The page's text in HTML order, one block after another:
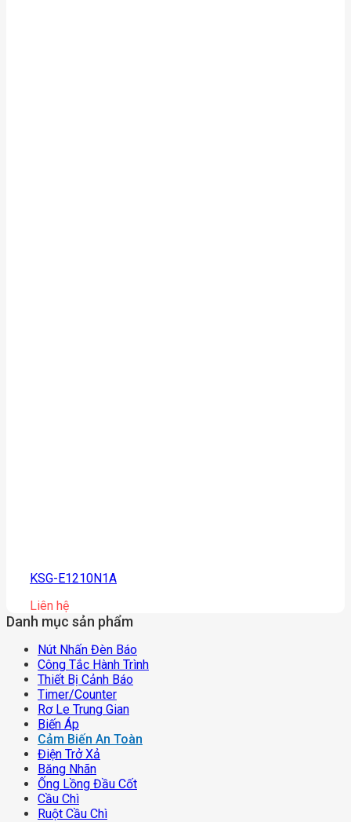
KSG-E1210N1A
Liên hệ
Danh mục sản phẩm
Nút Nhấn Đèn Báo
Công Tắc Hành Trình
Thiết Bị Cảnh Báo
Timer/counter
Rơ Le Trung Gian
Biến Áp
Cảm Biến An Toàn
Điện Trở Xả
Băng Nhãn
Ống Lồng Đầu Cốt
Cầu Chì
Ruột Cầu Chì